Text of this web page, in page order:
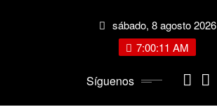
sábado, 8 agosto 2026
7:00:11 AM
Síguenos